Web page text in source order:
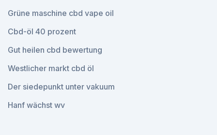
Grüne maschine cbd vape oil
Cbd-öl 40 prozent
Gut heilen cbd bewertung
Westlicher markt cbd öl
Der siedepunkt unter vakuum
Hanf wächst wv